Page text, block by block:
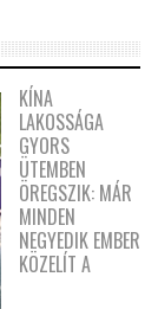
KÍNA
LAKOSSÁGA
GYORS
ÜTEMBEN
ÖREGSZIK: MÁR
MINDEN
NEGYEDIK EMBER
KÖZELÍT A